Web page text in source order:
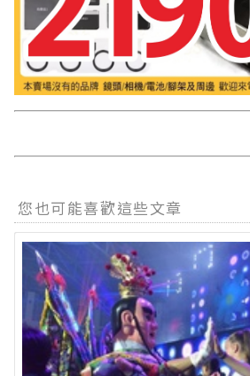
您也可能喜歡這些文章